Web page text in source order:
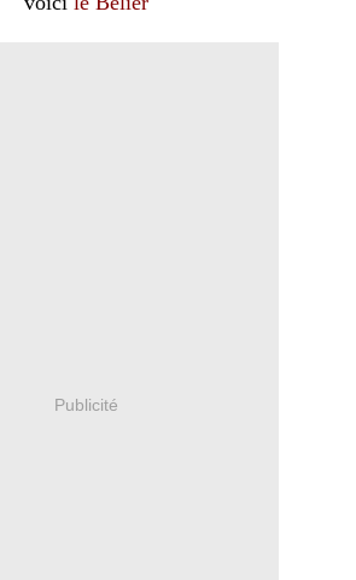
Publicité